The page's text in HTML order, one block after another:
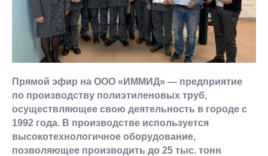
Прямой эфир на ООО «ИММИД» — предприятие
по производству полиэтиленовых труб,
осуществляющее свою деятельность в городе с
1992 года. В производстве используется
высокотехнологичное оборудование,
позволяющее производить до 25 тыс. тонн